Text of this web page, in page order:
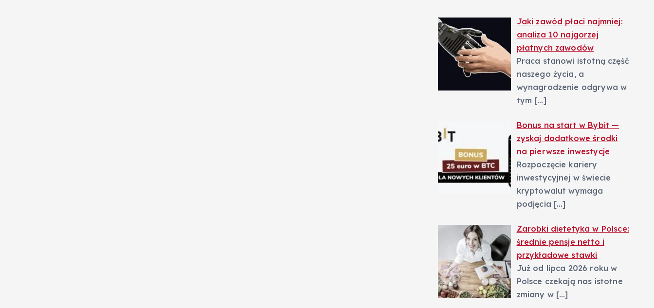
Jaki zawód płaci najmniej:
analiza 10 najgorzej
płatnych zawodów
Praca stanowi istotną część
naszego życia, a
wynagrodzenie odgrywa w
tym […]
Bonus na start w Bybit —
zyskaj dodatkowe środki
na pierwsze inwestycje
Rozpoczęcie kariery
inwestycyjnej w świecie
kryptowalut wymaga
podjęcia […]
Zarobki dietetyka w Polsce:
średnie pensje netto i
przykładowe stawki
Już od lipca 2026 roku w
Polsce czekają nas istotne
zmiany w […]